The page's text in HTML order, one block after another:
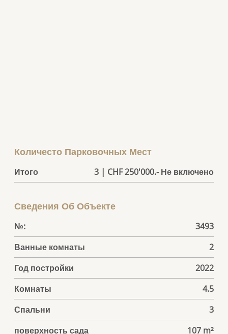
Количесто Парковочных Мест
Итого 3 | CHF 250'000.- Не включено
Сведения Об Объекте
№:
3493
Ванные комнаты
2
Год постройки
2022
Комнаты
4.5
Спальни
3
поверхность сада
107 m²